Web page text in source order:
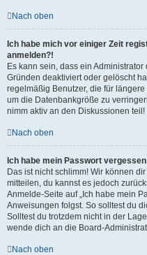
Nach oben
Ich habe mich vor einiger Zeit
anmelden?!
Es kann sein, dass ein
Gründen deaktiviert oder gelöscht
regelmäßig Benutzer, die für
um die Datenbankgröße zu
nimm aktiv an den Diskussionen teil!
Nach oben
Ich habe mein Passwort
Das ist nicht schlimm! Wir können
mitteilen, du kannst es jedoch
Anmelde-Seite auf „Ich habe mein
Anweisungen folgst. So solltest du
Solltest du trotzdem nicht in der
wende dich an die Board-
Nach oben